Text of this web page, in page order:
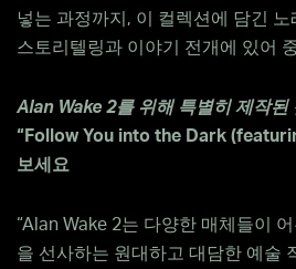
넣는 과정까지, 이 컬렉션에 담긴 노
스토리텔링과 이야기 전개에 있어
Alan Wake 2를 위해 특별히 제작된
“Follow You into the Dark
보세요
“Alan Wake 2는 다양한 매체들이
을 선사하는 원대하고 대담한 예술